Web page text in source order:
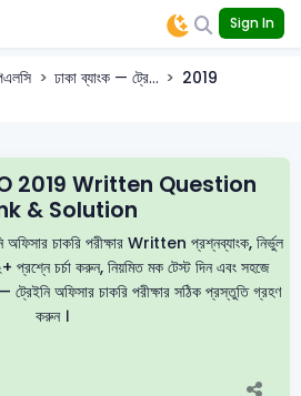
Sign In
ঢাকা ব্যাংক — ট্রে...
2019
2019 Written Question
& Solution
অফিসার চাকরি পরীক্ষার Written প্রশ্নব্যাংক, নির্ভুল
প্রশ্নে চর্চা করুন, নিয়মিত মক টেস্ট দিন এবং সহজে
অফিসার চাকরি পরীক্ষার সঠিক প্রস্তুতি গ্রহণ
করুন ।